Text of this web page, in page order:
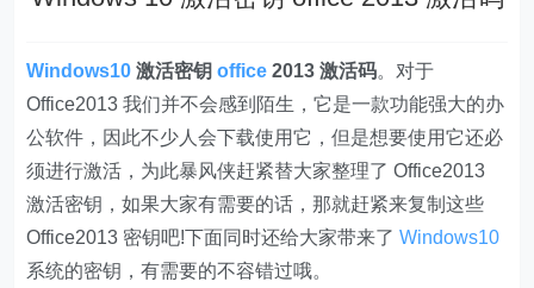
Windows10 激活密钥office 2013 激活码。对于
Office2013 我们并不会感到陌生，它是一款功能强大的办
公软件，因此不少人会下载使用它，但是想要使用它还必
须进行激活，为此暴风侠赶紧替大家整理了 Office2013
激活密钥，如果大家有需要的话，那就赶紧来复制这些
Office2013 密钥吧!下面同时还给大家带来了Windows10
系统的密钥，有需要的不容错过哦。